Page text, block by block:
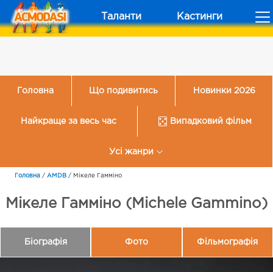
Таланти Кастинги
Головна Що подивитись Новинки 2026
Найкраще за весь час Випадковий фільм
Усі жанри
Головна / AMDB / Мікеле Гамміно
Мікеле Гамміно (Michele Gammino)
Біографія Фото Фільмографія